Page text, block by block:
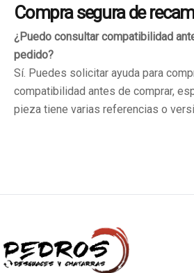
Compra segura de
¿Puedo consultar compatibilidad
pedido?
Sí. Puedes solicitar ayuda para
compatibilidad antes de comprar,
pieza tiene varias referencias o